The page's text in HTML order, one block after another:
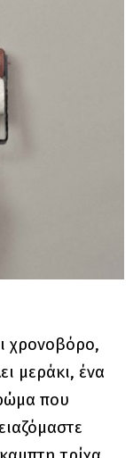
χρονοβόρο,
μεράκι, ένα
που